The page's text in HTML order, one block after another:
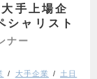
手上場企
シャリスト
ナー
大手企業 土日